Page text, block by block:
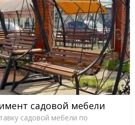
садовой мебели
садовой мебели по